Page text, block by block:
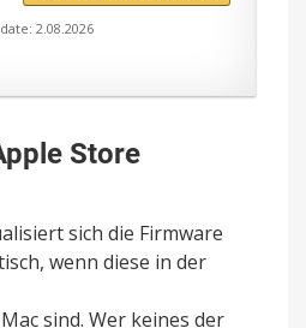
2.08.2026
Store
sich die Firmware
wenn diese in der
sind. Wer keines der